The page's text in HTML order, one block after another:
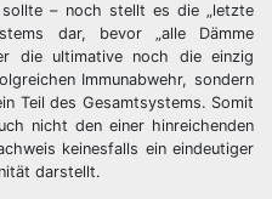
– noch stellt es die „letzte
dar, bevor „alle Dämme
die ultimative noch die einzig
Immunabwehr, sondern
Teil des Gesamtsystems. Somit
nicht den einer hinreichenden
keinesfalls ein eindeutiger
darstellt.